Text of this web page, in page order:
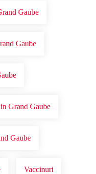
Gaube
Gaube
Grand Gaube
Gaube
Vaccinuri